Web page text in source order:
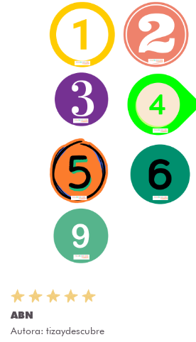
ABN
Autora: tizaydescubre